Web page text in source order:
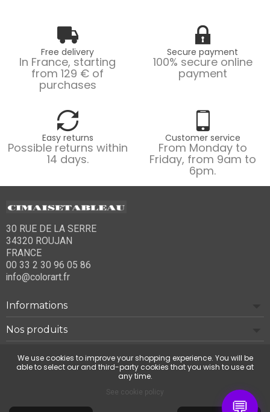
Free delivery
In France, starting
from 129 € of
purchases
Secure payment
100% secure online
payment
Easy returns
Possible returns within
14 days.
Customer service
From Monday to
Friday, from 9am to
6pm.
30 RUE DE LA SERRE
34320 ROUJAN
FRANCE
00 33 2 30 96 05 86
info@colorart.fr
Informations
Nos produits
Notre société
💬
We use cookies to improve your shopping experience. You will be
able to select our and third-party cookies that you wish to use at
any time.
See cookie policy